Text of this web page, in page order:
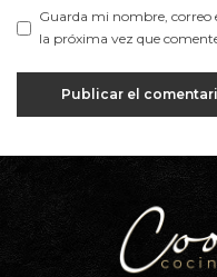
Guarda mi nombre, correo
la próxima vez que